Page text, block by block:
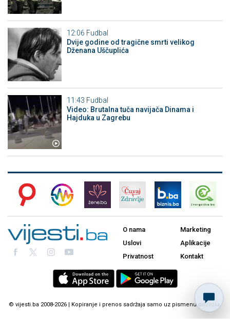
12:06 Fudbal
Dvije godine od tragične smrti velikog
Dženana Uščuplića
11:43 Fudbal
Video: Brutalna tuča navijača Dinama i
Hajduka u Zagrebu
O nama
Uslovi
Privatnost
Marketing
Aplikacije
Kontakt
© vijesti.ba 2008-2026 | Kopiranje i prenos sadržaja samo uz pismenu dozvolu.